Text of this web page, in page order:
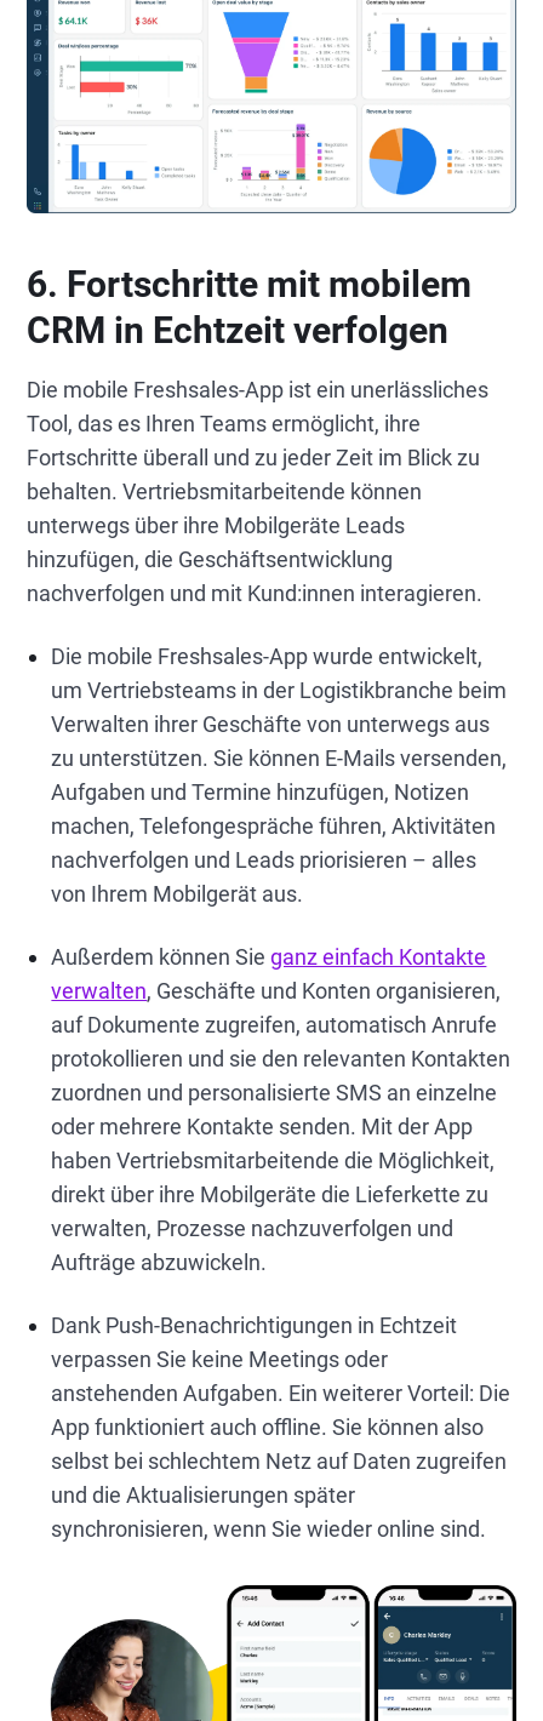
6. Fortschritte mit mobilem
CRM in Echtzeit verfolgen
Die mobile Freshsales-App ist ein unerlässliches
Tool, das es Ihren Teams ermöglicht, ihre
Fortschritte überall und zu jeder Zeit im Blick zu
behalten. Vertriebsmitarbeitende können
unterwegs über ihre Mobilgeräte Leads
hinzufügen, die Geschäftsentwicklung
nachverfolgen und mit Kund:innen interagieren.
Die mobile Freshsales-App wurde entwickelt,
um Vertriebsteams in der Logistikbranche beim
Verwalten ihrer Geschäfte von unterwegs aus
zu unterstützen. Sie können E-Mails versenden,
Aufgaben und Termine hinzufügen, Notizen
machen, Telefongespräche führen, Aktivitäten
nachverfolgen und Leads priorisieren – alles
von Ihrem Mobilgerät aus.
Außerdem können Sieganz einfach Kontakte
verwalten, Geschäfte und Konten organisieren,
auf Dokumente zugreifen, automatisch Anrufe
protokollieren und sie den relevanten Kontakten
zuordnen und personalisierte SMS an einzelne
oder mehrere Kontakte senden. Mit der App
haben Vertriebsmitarbeitende die Möglichkeit,
direkt über ihre Mobilgeräte die Lieferkette zu
verwalten, Prozesse nachzuverfolgen und
Aufträge abzuwickeln.
Dank Push-Benachrichtigungen in Echtzeit
verpassen Sie keine Meetings oder
anstehenden Aufgaben. Ein weiterer Vorteil: Die
App funktioniert auch offline. Sie können also
selbst bei schlechtem Netz auf Daten zugreifen
und die Aktualisierungen später
synchronisieren, wenn Sie wieder online sind.